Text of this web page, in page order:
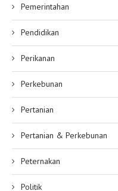
Pemerintahan
Pendidikan
Perikanan
Perkebunan
Pertanian
Pertanian & Perkebunan
Peternakan
Politik